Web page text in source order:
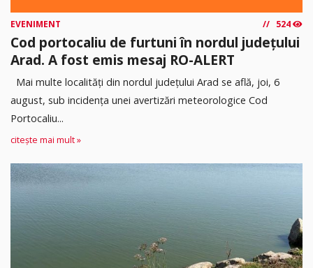
EVENIMENT 524
Cod portocaliu de furtuni în nordul județului
Arad. A fost emis mesaj RO-ALERT
Mai multe localități din nordul județului Arad se află, joi, 6
august, sub incidența unei avertizări meteorologice Cod
Portocaliu...
citește mai mult »